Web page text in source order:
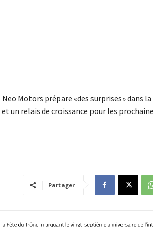
Motors prépare «des surprises» dans
un relais de croissance pour les
Partager